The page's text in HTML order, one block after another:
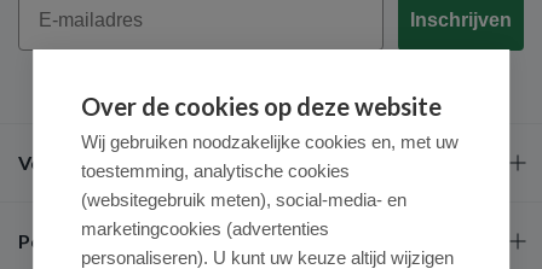
Inschrijven
Veel gestelde vragen
Populaire merken
Over de cookies op deze website
Wij gebruiken noodzakelijke cookies en, met uw
toestemming, analytische cookies
(websitegebruik meten), social-media- en
marketingcookies (advertenties
personaliseren). U kunt uw keuze altijd wijzigen